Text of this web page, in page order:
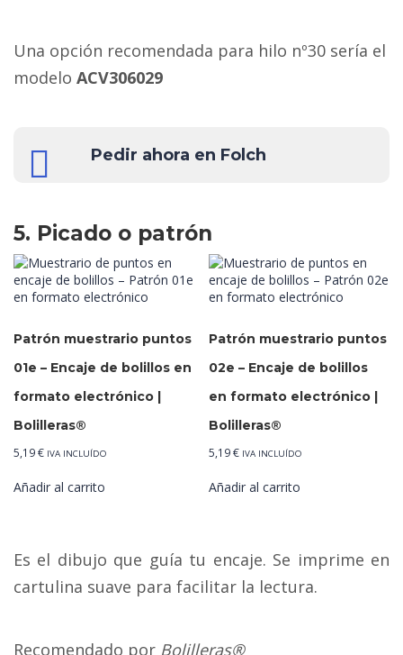
Una opción recomendada para hilo nº30 sería el
modelo ACV306029
Pedir ahora en Folch
5. Picado o patrón
Patrón muestrario puntos
01e – Encaje de bolillos en
formato electrónico |
Bolilleras®
5,19€ IVA INCLUÍDO
Añadir al carrito
Patrón muestrario puntos
02e – Encaje de bolillos
en formato electrónico |
Bolilleras®
5,19€ IVA INCLUÍDO
Añadir al carrito
Es el dibujo que guía tu encaje. Se imprime en
cartulina suave para facilitar la lectura.
Recomendado por Bolilleras®